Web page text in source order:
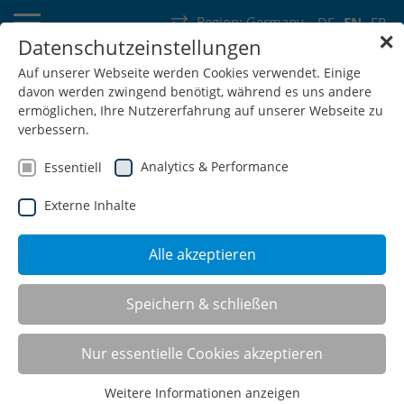
DE EN FR
Region: Germany
Germany Switzerland Austria Belgium
Luxembourg Netherlands Wallonia
SHOP
✕
Datenschutzeinstellungen
Auf unserer Webseite werden Cookies verwendet. Einige
davon werden zwingend benötigt, während es uns andere
ermöglichen, Ihre Nutzererfahrung auf unserer Webseite zu
verbessern.
Essentiell Analytics & Performance
Externe Inhalte
Alle akzeptieren
Speichern & schließen
Nur essentielle Cookies akzeptieren
Weitere Informationen anzeigen